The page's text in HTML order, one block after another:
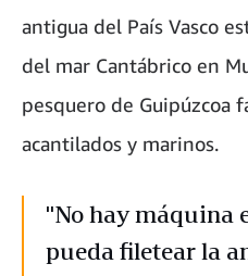
antigua del País Vasco
del mar Cantábrico en
pesquero de Guipúzcoa
acantilados y marinos.
"No hay máquina
pueda filetear la